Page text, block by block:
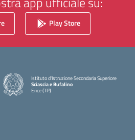
Play Store
Istituto d'Istruzione Secondaria Superiore
Sciascia e Bufalino
Erice (TP)